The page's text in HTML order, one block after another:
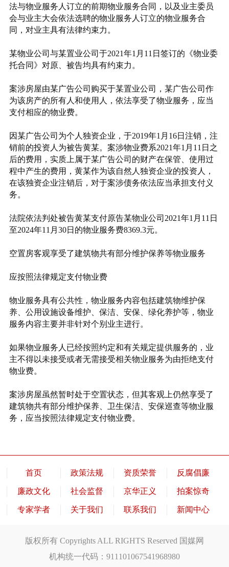
法与物业服务人订立的前期物业服务合同，以及业主委员
会与业主大会依法选聘的物业服务人订立的物业服务合
同，对业主具有法律约束力。
某物业公司与某置业公司于2021年1月11日签订的《物业委
托合同》对原、被告均具有约束力。
案涉房屋由某广告公司购买于某置业公司，某广告公司作
为该房产的所有人和使用人，依法享受了物业服务，应当
支付相应的物业费。
因某广告公司为个人独资企业，于2019年1月16日注销，注
销前的投资人为被告黄某。案涉物业费系2021年1月11日之
后的费用，实质上属于某广告公司的财产在保管、使用过
程中产生的费用，黄某作为该自然人独资企业的投资人，
在该独资企业注销后，对于案涉债务依法应当承担支付义
务。
法院依法判处被告黄某支付原告某物业公司2021年1月11日
至2024年11月30日的物业服务费8369.3元。
空置房客观享受了建筑物共有部分维护保养等物业服务
应按照法律规定支付物业费
物业服务具有公共性，物业服务内容包括建筑物维护保
养、公用设施设备维护、保洁、安保、绿化养护等，物业
服务内容主要并非针对个别业主进行。
如果物业服务人已经按照约定和有关规定提供服务的，业
主不得以未接受或者无需接受相关物业服务为由拒绝支付
物业费。
案涉房屋虽然暂时处于空置状态，但其客观上仍然享受了
建筑物共有部分维护保养、卫生保洁、安保巡查等物业服
务，应当按照法律规定支付物业费。
首页 政策法规 资质荣誉
反腐倡廉
廉政文化
社会监督 京华正义
拍案惊奇
专家学者
关于我们 联系我们 新闻中心
版权所有 Copyrights ALL RIGHTS Reserved 国媒网
机构统一代码：911101067541968980